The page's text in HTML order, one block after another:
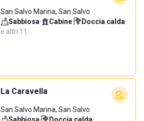
San Salvo Marina, San Salvo
Sabbiosa· Cabine· Doccia calda·
e altri 11…
La Caravella
San Salvo Marina, San Salvo